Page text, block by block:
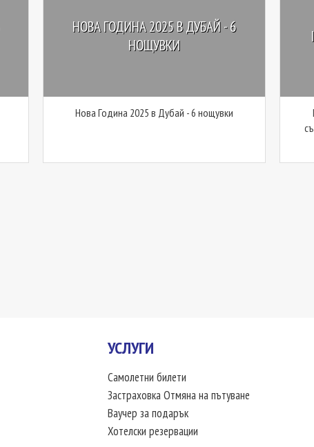
НОВА ГОДИНА 2025 В ДУБАЙ - 6
НОЩУВКИ
Нова Година 2025 в Дубай - 6 нощувки
УСЛУГИ
Самолетни билети
Застраховка Отмяна на пътуване
Ваучер за подарък
Хотелски резервации